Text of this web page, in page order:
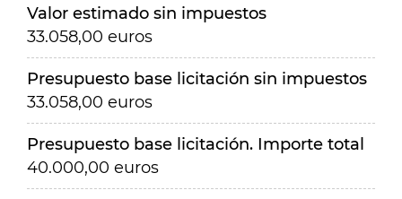
Valor estimado sin impuestos
33.058,00 euros
Presupuesto base licitación sin impuestos
33.058,00 euros
Presupuesto base licitación. Importe total
40.000,00 euros